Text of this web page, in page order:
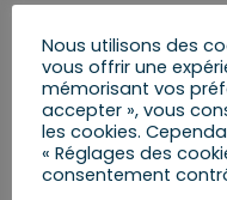
En zone orange,
rouvrent et
dont les diplômes
professionnelles. En
les lycées, les
entretiens
pédagogiques.
Nous utilisons des
vous offrir une
mémorisant vos
accepter », vous
les cookies.
« Réglages des
consentement